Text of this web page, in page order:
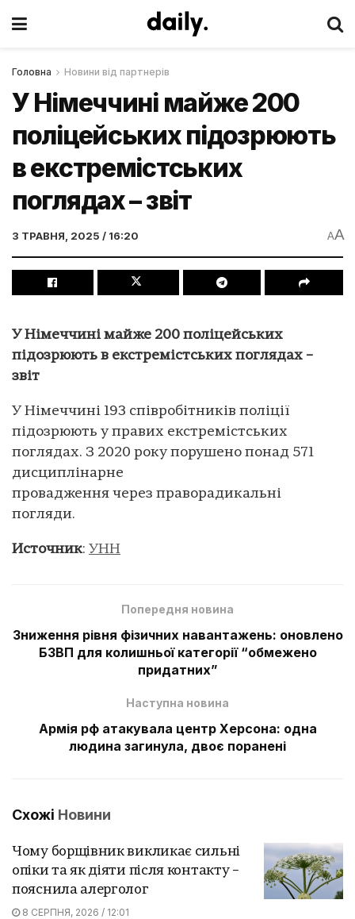
Головна Новини від партнерів
У Німеччині майже 200
поліцейських підозрюють
в екстремістських
поглядах – звіт
3 ТРАВНЯ, 2025 / 16:20 AA
У Німеччині майже 200 поліцейських
підозрюють в екстремістських поглядах –
звіт
У Німеччині 193 співробітників поліції
підозрюють у правих екстремістських
поглядах. З 2020 року порушено понад 571
дисциплінарне
провадження через праворадикальні
погляди.
Источник: УНН
Попередня новина
Зниження рівня фізичних навантажень: оновлено
БЗВП для колишньої категорії “обмежено
придатних”
Наступна новина
Армія рф атакувала центр Херсона: одна
людина загинула, двоє поранені
Схожі Новини
Чому борщівник викликає сильні
опіки та як діяти після контакту –
пояснила алерголог
8 СЕРПНЯ, 2026 / 12:01